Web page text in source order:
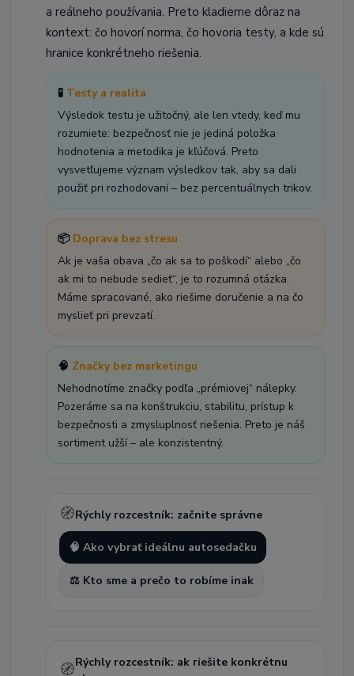
a reálneho používania. Preto kladieme dôraz na
kontext: čo hovorí norma, čo hovoria testy, a kde sú
hranice konkrétneho riešenia.
🧪 Testy a realita
Výsledok testu je užitočný, ale len vtedy, keď mu
rozumiete: bezpečnosť nie je jediná položka
hodnotenia a metodika je kľúčová. Preto
vysvetľujeme význam výsledkov tak, aby sa dali
použiť pri rozhodovaní – bez percentuálnych trikov.
📦 Doprava bez stresu
Ak je vaša obava „čo ak sa to poškodí“ alebo „čo
ak mi to nebude sedieť“, je to rozumná otázka.
Máme spracované, ako riešime doručenie a na čo
myslieť pri prevzatí.
🧠 Značky bez marketingu
Nehodnotíme značky podľa „prémiovej“ nálepky.
Pozeráme sa na konštrukciu, stabilitu, prístup k
bezpečnosti a zmysluplnosť riešenia. Preto je náš
sortiment užší – ale konzistentný.
🧭Rýchly rozcestník: začnite správne
🧠 Ako vybrať ideálnu autosedačku
⚖️ Kto sme a prečo to robíme inak
🧭Rýchly rozcestník: ak riešite konkrétnu